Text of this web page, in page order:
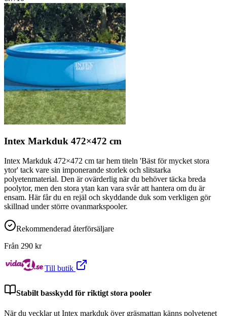
Intex Markduk 472×472 cm
Intex Markduk 472×472 cm tar hem titeln 'Bäst för mycket stora
ytor' tack vare sin imponerande storlek och slitstarka
polyetenmaterial. Den är ovärderlig när du behöver täcka breda
poolytor, men den stora ytan kan vara svår att hantera om du är
ensam. Här får du en rejäl och skyddande duk som verkligen gör
skillnad under större ovanmarkspooler.
Rekommenderad återförsäljare
Från 290 kr
Till butik
Stabilt basskydd för riktigt stora pooler
När du vecklar ut Intex markduk över gräsmattan känns polyetenet